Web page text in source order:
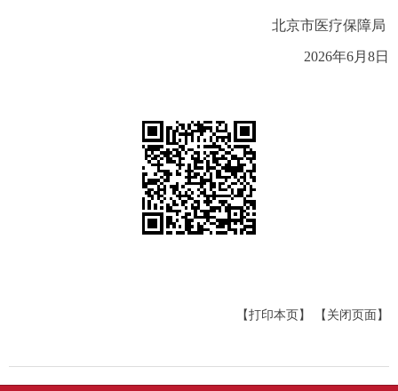
北京市医疗保障局
2026年6月8日
【打印本页】 【关闭页面】